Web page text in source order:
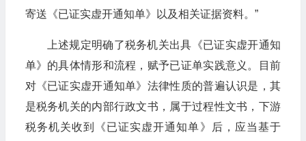
寄送《已证实虚开通知单》以及相关证据资料。”
上述规定明确了税务机关出具《已证实虚开通知
单》的具体情形和流程，赋予已证单实践意义。目前
对《已证实虚开通知单》法律性质的普遍认识是，其
是税务机关的内部行政文书，属于过程性文书，下游
税务机关收到《已证实虚开通知单》后，应当基于